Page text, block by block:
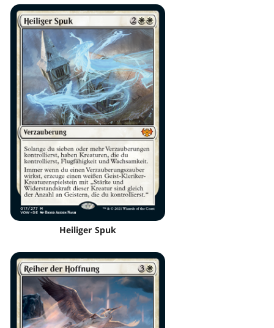
Heiliger Spuk